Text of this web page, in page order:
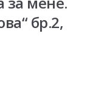
бр.2,